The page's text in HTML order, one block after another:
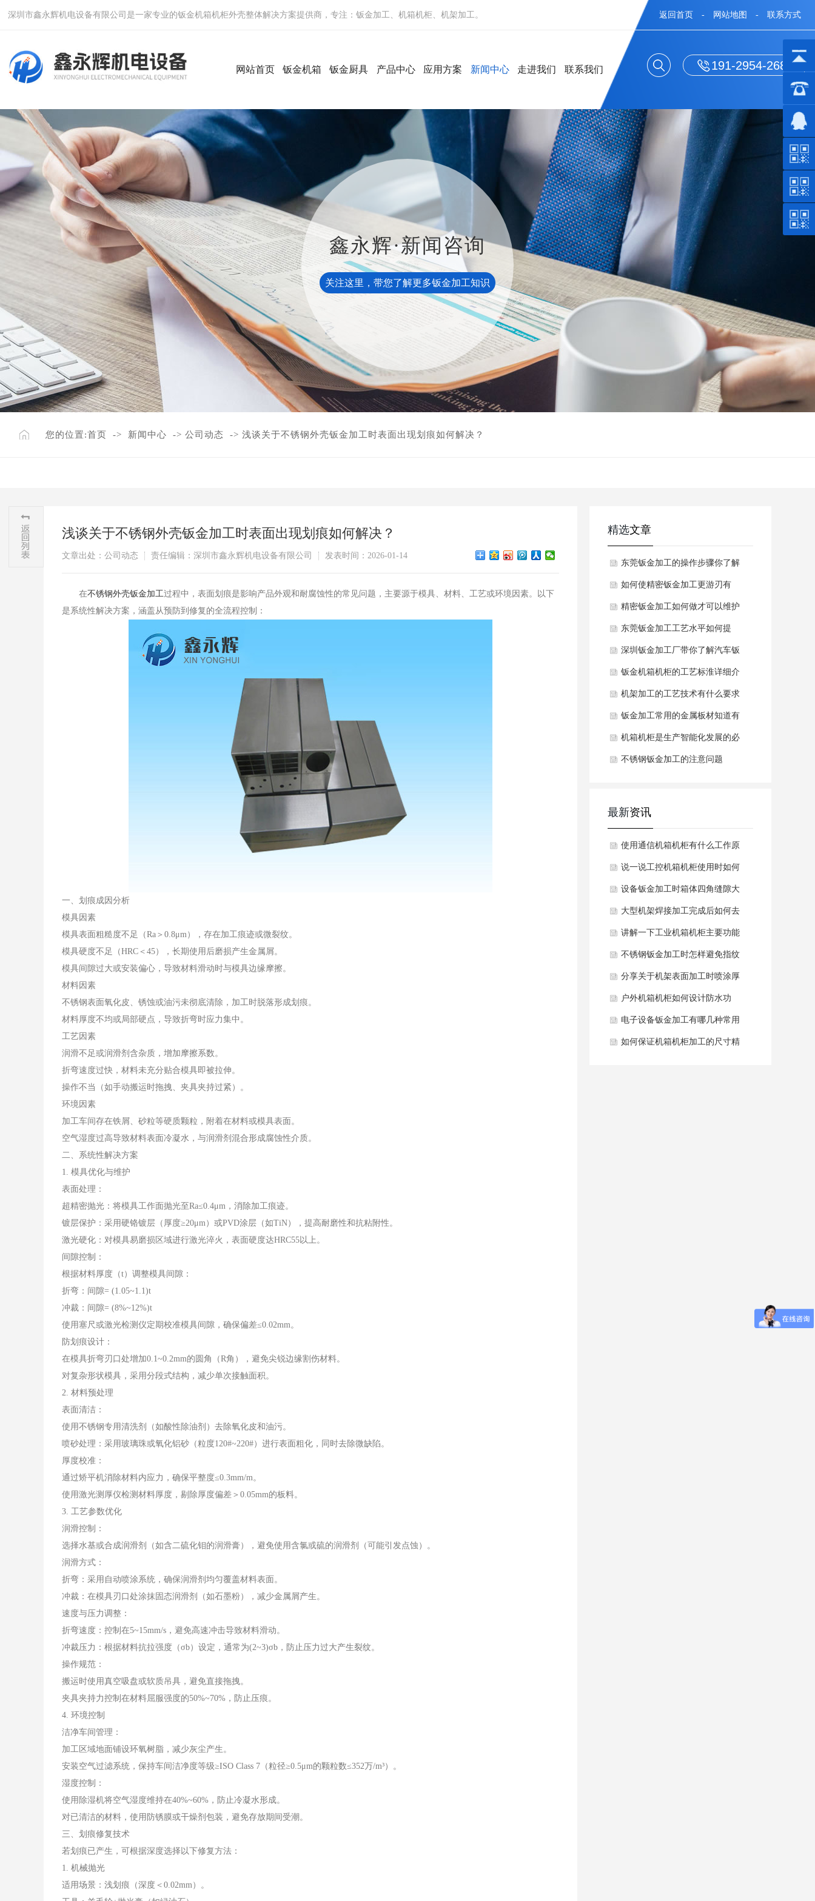
深圳市鑫永辉机电设备有限公司是一家专业的钣金机箱机柜外壳整体解决方案提供商，专注：钣金加工、机箱机柜、机架加工。 返回首页 - 网站地图 - 联系方式
191-2954-2688
网站首页 钣金机箱 钣金厨具 产品中心 应用方案 新闻中心 走进我们 联系我们
鑫永辉·新闻咨询
关注这里，带您了解更多钣金加工知识
您的位置:首页 -> 新闻中心 -> 公司动态 -> 浅谈关于不锈钢外壳钣金加工时表面出现划痕如何解决？
浅谈关于不锈钢外壳钣金加工时表面出现划痕如何解决？
文章出处：公司动态 责任编辑：深圳市鑫永辉机电设备有限公司 发表时间：2026-01-14
​在不锈钢外壳钣金加工过程中，表面划痕是影响产品外观和耐腐蚀性的常见问题，主要源于模具、材料、工艺或环境因素。以下
是系统性解决方案，涵盖从预防到修复的全流程控制：
一、划痕成因分析
模具因素
模具表面粗糙度不足（Ra＞0.8μm），存在加工痕迹或微裂纹。
模具硬度不足（HRC＜45），长期使用后磨损产生金属屑。
模具间隙过大或安装偏心，导致材料滑动时与模具边缘摩擦。
材料因素
不锈钢表面氧化皮、锈蚀或油污未彻底清除，加工时脱落形成划痕。
材料厚度不均或局部硬点，导致折弯时应力集中。
工艺因素
润滑不足或润滑剂含杂质，增加摩擦系数。
折弯速度过快，材料未充分贴合模具即被拉伸。
操作不当（如手动搬运时拖拽、夹具夹持过紧）。
环境因素
加工车间存在铁屑、砂粒等硬质颗粒，附着在材料或模具表面。
空气湿度过高导致材料表面冷凝水，与润滑剂混合形成腐蚀性介质。
二、系统性解决方案
1. 模具优化与维护
表面处理：
超精密抛光：将模具工作面抛光至Ra≤0.4μm，消除加工痕迹。
镀层保护：采用硬铬镀层（厚度≥20μm）或PVD涂层（如TiN），提高耐磨性和抗粘附性。
激光硬化：对模具易磨损区域进行激光淬火，表面硬度达HRC55以上。
间隙控制：
根据材料厚度（t）调整模具间隙：
折弯：间隙= (1.05~1.1)t
冲裁：间隙= (8%~12%)t
使用塞尺或激光检测仪定期校准模具间隙，确保偏差≤0.02mm。
防划痕设计：
在模具折弯刃口处增加0.1~0.2mm的圆角（R角），避免尖锐边缘割伤材料。
对复杂形状模具，采用分段式结构，减少单次接触面积。
2. 材料预处理
表面清洁：
使用不锈钢专用清洗剂（如酸性除油剂）去除氧化皮和油污。
喷砂处理：采用玻璃珠或氧化铝砂（粒度120#~220#）进行表面粗化，同时去除微缺陷。
厚度校准：
通过矫平机消除材料内应力，确保平整度≤0.3mm/m。
使用激光测厚仪检测材料厚度，剔除厚度偏差＞0.05mm的板料。
3. 工艺参数优化
润滑控制：
选择水基或合成润滑剂（如含二硫化钼的润滑膏），避免使用含氯或硫的润滑剂（可能引发点蚀）。
润滑方式：
折弯：采用自动喷涂系统，确保润滑剂均匀覆盖材料表面。
冲裁：在模具刃口处涂抹固态润滑剂（如石墨粉），减少金属屑产生。
速度与压力调整：
折弯速度：控制在5~15mm/s，避免高速冲击导致材料滑动。
冲裁压力：根据材料抗拉强度（σb）设定，通常为(2~3)σb，防止压力过大产生裂纹。
操作规范：
搬运时使用真空吸盘或软质吊具，避免直接拖拽。
夹具夹持力控制在材料屈服强度的50%~70%，防止压痕。
4. 环境控制
洁净车间管理：
加工区域地面铺设环氧树脂，减少灰尘产生。
安装空气过滤系统，保持车间洁净度等级≥ISO Class 7（粒径≥0.5μm的颗粒数≤352万/m³）。
湿度控制：
使用除湿机将空气湿度维持在40%~60%，防止冷凝水形成。
对已清洁的材料，使用防锈膜或干燥剂包装，避免存放期间受潮。
三、划痕修复技术
若划痕已产生，可根据深度选择以下修复方法：
1. 机械抛光
适用场景：浅划痕（深度＜0.02mm）。
精选文章
东莞钣金加工的操作步骤你了解
吗？
如何使精密钣金加工更游刃有
余？
精密钣金加工如何做才可以维护
表面不被氧化浸蚀？
东莞钣金加工工艺水平如何提
高？
深圳钣金加工厂带你了解汽车钣
金的材质规定
钣金机箱机柜的工艺标淮详细介
绍
机架加工的工艺技术有什么要求
钣金加工常用的金属板材知道有
哪些吗？
机箱机柜是生产智能化发展的必
须品
不锈钢钣金加工的注意问题
最新资讯
使用通信机箱机柜有什么工作原
理与产品特点？
说一说工控机箱机柜使用时如何
避免表面氧化？
设备钣金加工时箱体四角缝隙大
如何处理？
大型机架焊接加工完成后如何去
除表面打磨毛刺？
讲解一下工业机箱机柜主要功能
与优点有哪些？
不锈钢钣金加工时怎样避免指纹
油污残留造成局部腐蚀？
分享关于机架表面加工时喷涂厚
薄不均匀如何改善？
户外机箱机柜如何设计防水功
能？
电子设备钣金加工有哪几种常用
板材选型？
如何保证机箱机柜加工的尺寸精